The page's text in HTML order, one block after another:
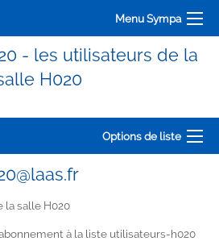
Menu Sympa
- les utilisateurs de la
H020
Options de liste
la salle H020
à la liste utilisateurs-h020